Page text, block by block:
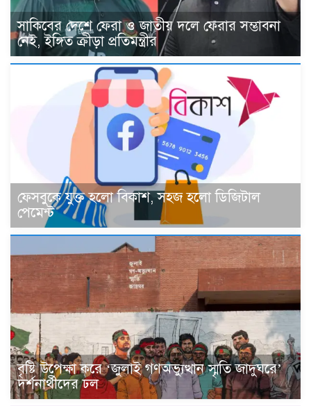
সাকিবের দেশে ফেরা ও জাতীয় দলে ফেরার সম্ভাবনা
নেই, ইঙ্গিত ক্রীড়া প্রতিমন্ত্রীর
ফেসবুকে যুক্ত হলো বিকাশ, সহজ হলো ডিজিটাল
পেমেন্ট
বৃষ্টি উপেক্ষা করে ‘জুলাই গণঅভ্যুত্থান স্মৃতি জাদুঘরে’
দর্শনার্থীদের ঢল